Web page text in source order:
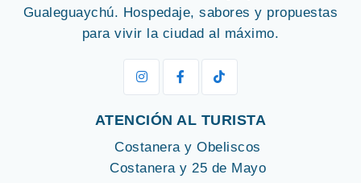
Gualeguaychú. Hospedaje, sabores y propuestas
para vivir la ciudad al máximo.
ATENCIÓN AL TURISTA
Costanera y Obeliscos
Costanera y 25 de Mayo